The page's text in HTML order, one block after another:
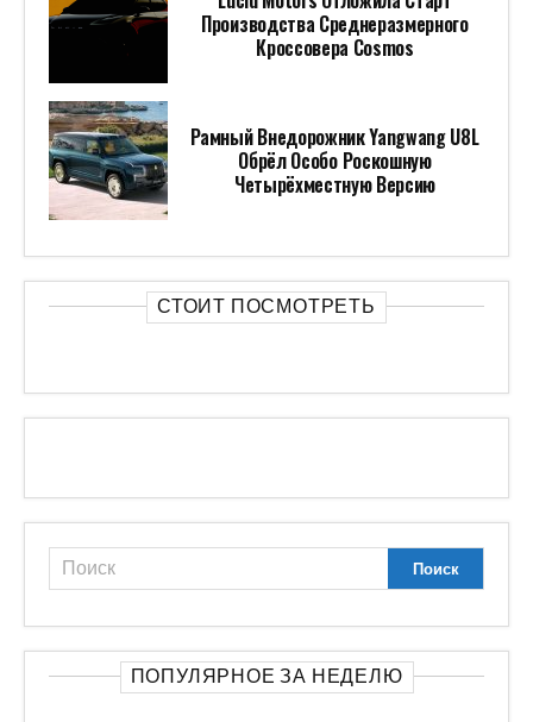
Производства Среднеразмерного
Кроссовера Cosmos
Рамный Внедорожник Yangwang U8L
Обрёл Особо Роскошную
Четырёхместную Версию
СТОИТ ПОСМОТРЕТЬ
ПОПУЛЯРНОЕ ЗА НЕДЕЛЮ